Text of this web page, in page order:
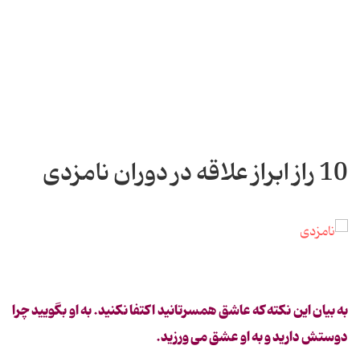
10 راز ابراز علاقه در دوران نامزدی
به بیان این نكته كه عاشق همسرتانید اكتفا نكنید. به او بگویید چرا
دوستش دارید و به او عشق می ورزید.